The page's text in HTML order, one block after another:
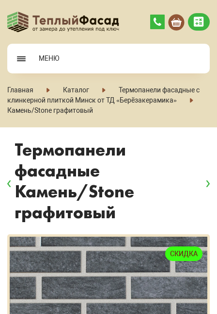
МЕНЮ
Главная Каталог
Термопанели фасадные с
клинкерной плиткой Минск от ТД «Берёзакерамика»
Камень/Stone графитовый
Термопанели
фасадные
Камень/Stone
графитовый
СКИДКА